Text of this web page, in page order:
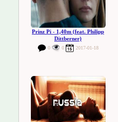
Prinz Pi - 1,40m (feat. Philipp
Dittberner)
0 0 2017-01-18